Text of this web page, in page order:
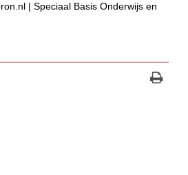
| Speciaal Basis Onderwijs en